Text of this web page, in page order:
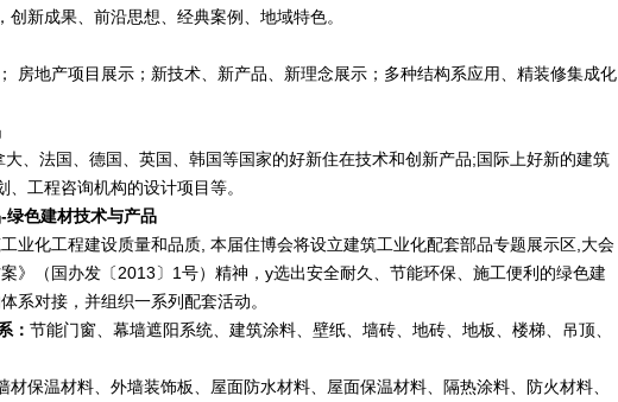
创新成果、前沿思想、经典案例、地域特色。
地产项目展示；新技术、新产品、新理念展示；多种结构系应用、精装修集成化
、法国、德国、英国、韩国等国家的好新住在技术和创新产品;国际上好新的建筑
、工程咨询机构的设计项目等。
绿色建材技术与产品
业化工程建设质量和品质, 本届住博会将设立建筑工业化配套部品专题展示区,大会
》（国办发〔2013〕1号）精神，y选出安全耐久、节能环保、施工便利的绿色建
系对接，并组织一系列配套活动。
： 节能门窗、幕墙遮阳系统、建筑涂料、壁纸、墙砖、地砖、地板、楼梯、吊顶、
材保温材料、外墙装饰板、屋面防水材料、屋面保温材料、隔热涂料、防火材料、